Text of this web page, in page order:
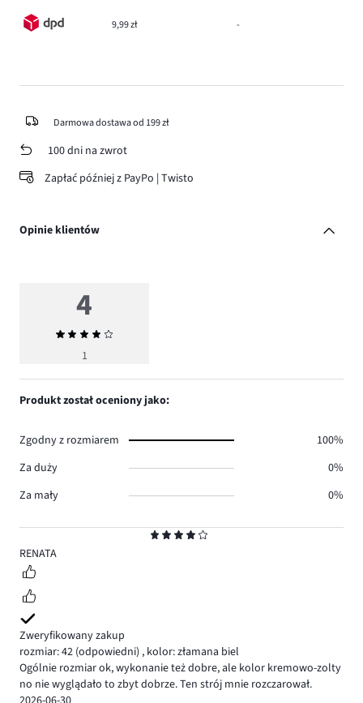
9,99 zł -
Darmowa dostawa od 199 zł
100 dni na zwrot
Zapłać później z PayPo | Twisto
Opinie klientów
4
RENATA
Zweryfikowany zakup
rozmiar: 42 (odpowiedni) , kolor: złamana biel
Ogólnie rozmiar ok, wykonanie też dobre, ale kolor kremowo-zolty
no nie wyglądało to zbyt dobrze. Ten strój mnie rozczarował.
4
Średnia
ocena
1
Produkt został oceniony jako:
Zgodny z rozmiarem
100%
Za duży
0%
Za mały
0%